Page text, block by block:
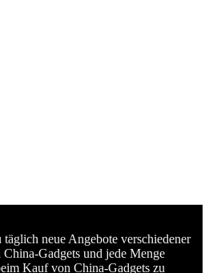
neue Angebote verschiedener
Gadgets und jede Menge
Kauf von China-Gadgets zu